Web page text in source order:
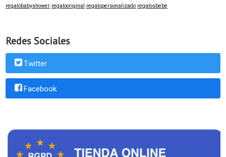
regalobabyshower regalooriginal regalopersonalizado regalosbebe
Redes Sociales
Twitter
Facebook